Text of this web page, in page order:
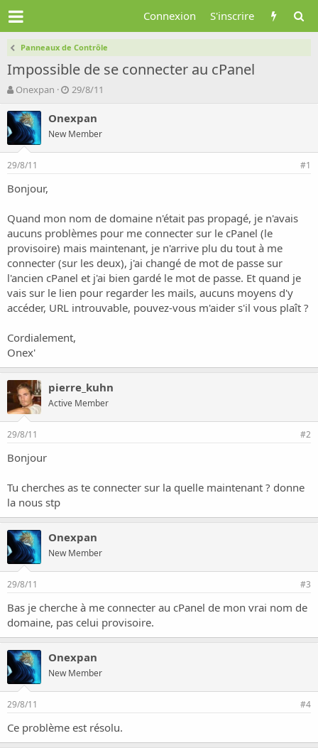
Connexion S'inscrire
Panneaux de Contrôle
Impossible de se connecter au cPanel
A
t
e
u
r
d
l
d
i
c
u
s
s
i
Onexpan
D
t
d
e
t
29/8/11
Onexpan
New Member
29/8/11 #1
Bonjour,
Quand mon nom de domaine n'était pas propagé, je n'avais
aucuns problèmes pour me connecter sur le cPanel (le
provisoire) mais maintenant, je n'arrive plu du tout à me
connecter (sur les deux), j'ai changé de mot de passe sur
l'ancien cPanel et j'ai bien gardé le mot de passe. Et quand je
vais sur le lien pour regarder les mails, aucuns moyens d'y
accéder, URL introuvable, pouvez-vous m'aider s'il vous plaît ?
Cordialement,
Onex'
pierre_kuhn
Active Member
29/8/11 #2
Bonjour
Tu cherches as te connecter sur la quelle maintenant ? donne
la nous stp
Onexpan
New Member
29/8/11 #3
Bas je cherche à me connecter au cPanel de mon vrai nom de
domaine, pas celui provisoire.
Onexpan
New Member
29/8/11 #4
Ce problème est résolu.